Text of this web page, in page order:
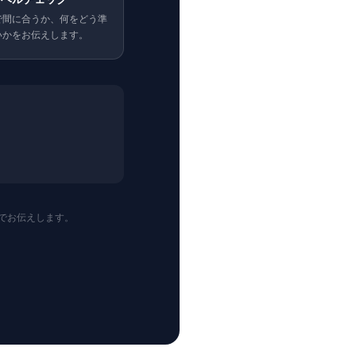
に合うか、何をどう準
をお伝えします。
伝えします。